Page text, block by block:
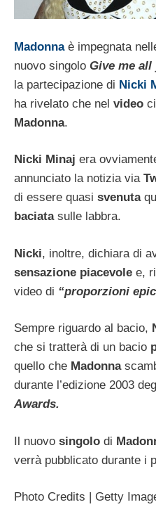
Madonnaè impegnata
nuovo singolo Give me all
la partecipazione di Nicki
ha rivelato che nel video
Madonna.
Nicki Minaj era
annunciato la notizia via
di essere quasi svenuta
baciatasulle labbra.
Nicki, inoltre, dichiara di
sensazione piacevole e,
video di “proporzioni
Sempre riguardo al bacio,
che si tratterà di un bacio
quello che Madonna
durante l’edizione 2003
Awards.
Il nuovo singolo di
verrà pubblicato durante i
Photo Credits | Getty